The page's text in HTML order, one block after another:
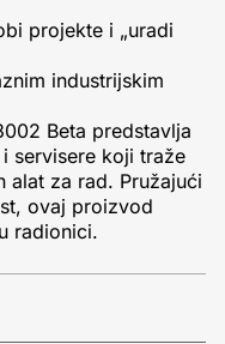
projekte i „uradi
industrijskim
Beta predstavlja
servisere koji traže
alat za rad. Pružajući
ovaj proizvod
radionici.